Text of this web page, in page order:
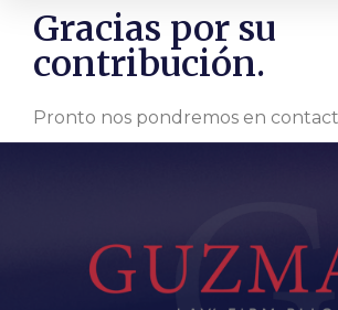
Gracias por su
contribución.
Pronto nos pondremos en